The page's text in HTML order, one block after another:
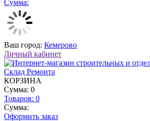
Сумма:
Ваш город: Кемерово
Личный кабинет
КОРЗИНА
Сумма: 0
Товаров: 0
Сумма:
Оформить заказ